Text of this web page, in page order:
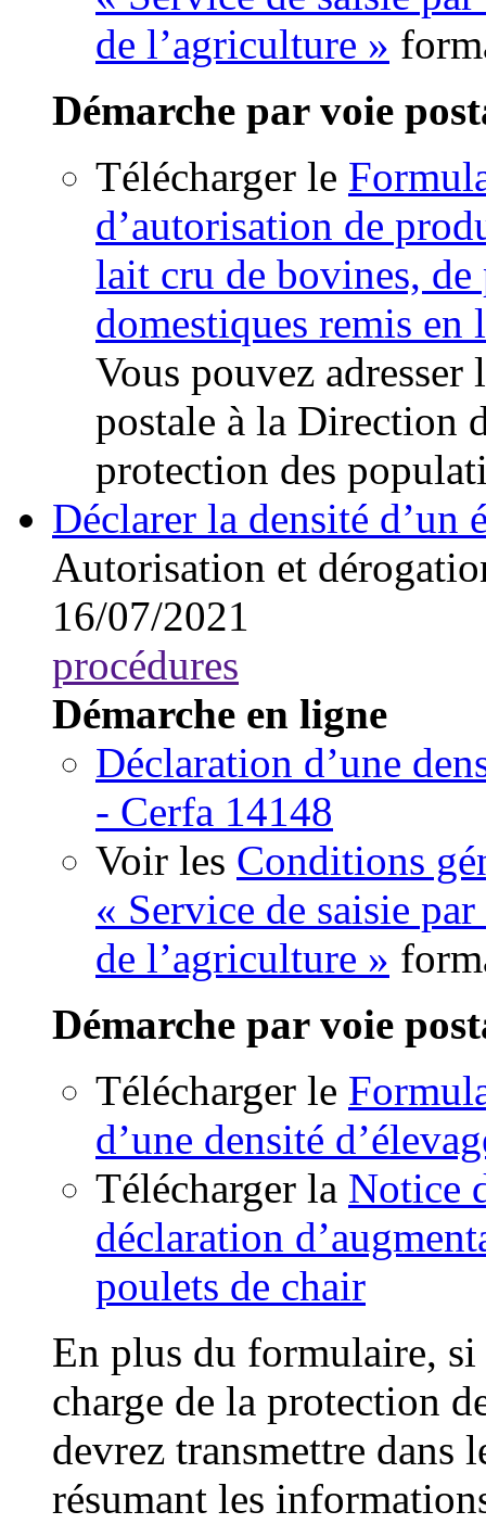
de l’agriculture »
Démarche par voie
Télécharger le
d’autorisation de
lait cru de bovines, de
domestiques remis en
Vous pouvez adresser
postale à la Direction
protection des
Déclarer la densité d’un
Autorisation et
16/07/2021
procédures
Démarche en ligne
Déclaration d’une
- Cerfa 14148
Voir les Conditions
« Service de saisie
de l’agriculture »
Démarche par voie
Télécharger le
d’une densité
Télécharger la Notice
déclaration
poulets de chair
En plus du formulaire,
charge de la protection
devrez transmettre dans
résumant les